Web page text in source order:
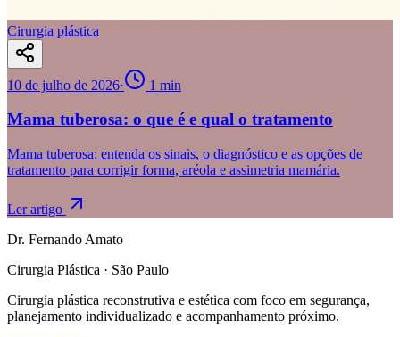
Cirurgia plástica
10 de julho de 2026· 1 min
Mama tuberosa: o que é e qual o tratamento
Mama tuberosa: entenda os sinais, o diagnóstico e as opções de
tratamento para corrigir forma, aréola e assimetria mamária.
Ler artigo
Dr. Fernando Amato
Cirurgia Plástica · São Paulo
Cirurgia plástica reconstrutiva e estética com foco em segurança,
planejamento individualizado e acompanhamento próximo.